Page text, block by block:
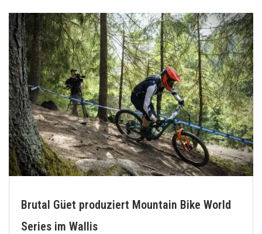
Brutal Güet produziert Mountain Bike World
Series im Wallis